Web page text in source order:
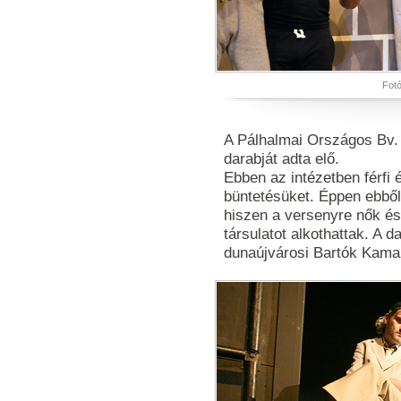
A Pálhalmai Országos
darabját adta elő.
Ebben az intézetben férfi
büntetésüket. Éppen
hiszen a versenyre nők
társulatot alkothattak. A
dunaújvárosi Bartók